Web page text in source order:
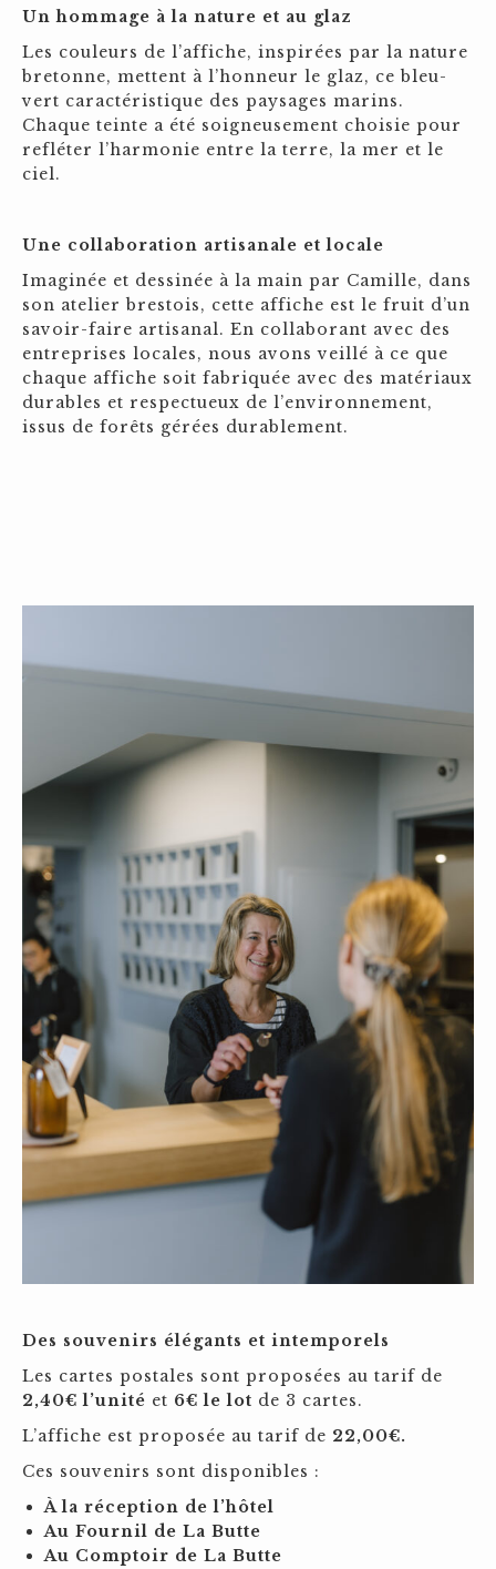
Un hommage à la nature et au glaz
Les couleurs de l’affiche, inspirées par la nature
bretonne, mettent à l’honneur le glaz, ce bleu-
vert caractéristique des paysages marins.
Chaque teinte a été soigneusement choisie pour
refléter l’harmonie entre la terre, la mer et le
ciel.
Une collaboration artisanale et locale
Imaginée et dessinée à la main par Camille, dans
son atelier brestois, cette affiche est le fruit d’un
savoir-faire artisanal. En collaborant avec des
entreprises locales, nous avons veillé à ce que
chaque affiche soit fabriquée avec des matériaux
durables et respectueux de l’environnement,
issus de forêts gérées durablement.
Des souvenirs élégants et intemporels
Les cartes postales sont proposées au tarif de
2,40€ l’unité et 6€ le lot de 3 cartes.
L’affiche est proposée au tarif de 22,00€.
Ces souvenirs sont disponibles :
À la réception de l’hôtel
Au Fournil de La Butte
Au Comptoir de La Butte